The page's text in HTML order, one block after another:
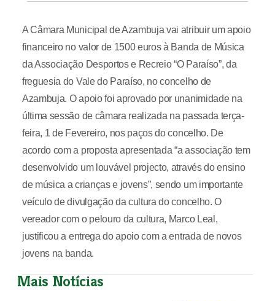
A Câmara Municipal de Azambuja vai atribuir um apoio
financeiro no valor de 1500 euros à Banda de Música
da Associação Desportos e Recreio “O Paraíso”, da
freguesia do Vale do Paraíso, no concelho de
Azambuja. O apoio foi aprovado por unanimidade na
última sessão de câmara realizada na passada terça-
feira, 1 de Fevereiro, nos paços do concelho. De
acordo com a proposta apresentada “a associação tem
desenvolvido um louvável projecto, através do ensino
de música a crianças e jovens”, sendo um importante
veículo de divulgação da cultura do concelho. O
vereador com o pelouro da cultura, Marco Leal,
justificou a entrega do apoio com a entrada de novos
jovens na banda.
Mais Notícias